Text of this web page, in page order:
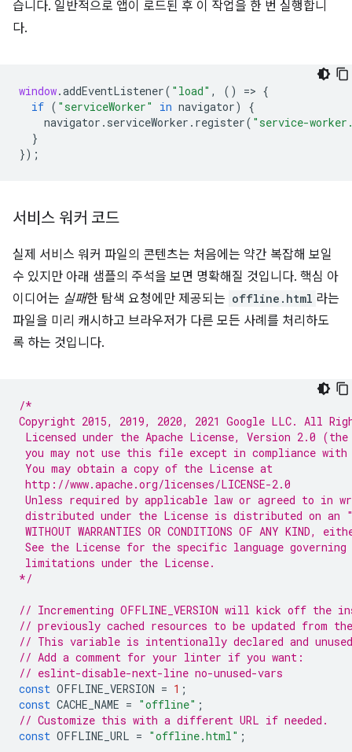
습니다. 일반적으로 앱이 로드된 후 이 작업을 한 번 실행합니
다.
window.addEventListener( "load" , () => {
if ( "serviceWorker" in navigator)
{
navigator . serviceWorker . register( "service-
}
});
서비스 워커 코드
실제 서비스 워커 파일의 콘텐츠는 처음에는 약간 복잡해 보일
수 있지만 아래 샘플의 주석을 보면 명확해질 것입니다. 핵심 아
이디어는 실패한 탐색 요청에만 제공되는 offline.html 라는
파일을 미리 캐시하고 브라우저가 다른 모든 사례를 처리하도
록 하는 것입니다.
/*
Copyright 2015, 2019, 2020, 2021 Google LLC. All
Licensed under the Apache License, Version 2.0
you may not use this file except in compliance
You may obtain a copy of the License at
http://www.apache.org/licenses/LICENSE-2.0
Unless required by applicable law or agreed to in
distributed under the License is distributed on an
WITHOUT WARRANTIES OR CONDITIONS OF ANY
See the License for the specific language governing
limitations under the License.
*/
// Incrementing OFFLINE_VERSION will kick off the
// previously cached resources to be updated from
// This variable is intentionally declared and
// Add a comment for your linter if you want:
// eslint-disable-next-line no-unused-vars
const OFFLINE_VERSION = 1 ;
const CACHE_NAME = "offline" ;
// Customize this with a different URL if needed.
const OFFLINE_URL = "offline.html" ;